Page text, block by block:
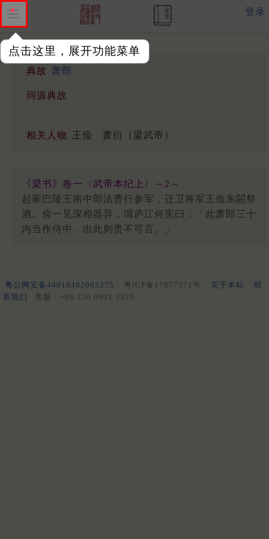
点击这里，展开功能菜单
登录
典故 萧郎
同源典故
相关人物 王俭 萧衍（梁武帝）
《梁书》卷一〈武帝本纪上〉～2～
起家巴陵王南中郎法曹行参军，迁卫将军王俭东閤祭
酒。俭一见深相器异，谓庐江何宪曰：「此萧郎三十
内当作侍中，出此则贵不可言。」
粤公网安备44010402003275 粤ICP备17077571号 关于本站
联
系我们
客服：+86 136 0901 3320